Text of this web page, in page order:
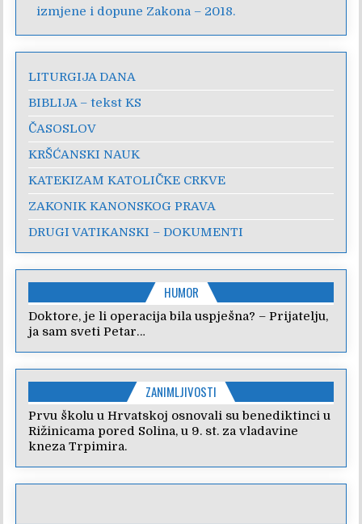
izmjene i dopune Zakona – 2018.
LITURGIJA DANA
BIBLIJA – tekst KS
ČASOSLOV
KRŠĆANSKI NAUK
KATEKIZAM KATOLIČKE CRKVE
ZAKONIK KANONSKOG PRAVA
DRUGI VATIKANSKI – DOKUMENTI
HUMOR
Doktore, je li operacija bila uspješna? – Prijatelju,
ja sam sveti Petar…
ZANIMLJIVOSTI
Prvu školu u Hrvatskoj osnovali su benediktinci u
Rižinicama pored Solina, u 9. st. za vladavine
kneza Trpimira.